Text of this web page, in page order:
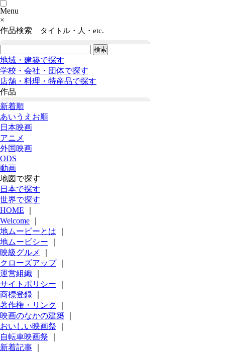
Menu
×
作品検索
タイトル・人・etc.
地域・建築で探す
学校・会社・団体で探す
店舗・料理・特産品で探す
作品
新着順
あいうえお順
日本映画
アニメ
外国映画
ODS
動画
地図で探す
日本で探す
世界で探す
HOME
Welcome
地ムービーとは
地ムービシー
映級グルメ
クローズアップ｜
運営組織
サイトポリシー
商標登録
著作権・リンク
映画のなかの建築
おいしい映画祭
自転車映画祭
新着記事